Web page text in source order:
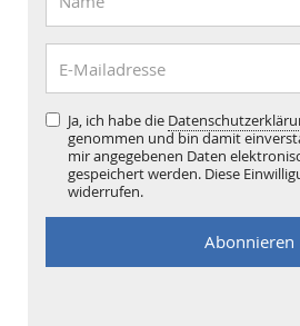
Ja, ich habe die
genommen und bin damit
mir angegebenen Daten
gespeichert werden. Diese
widerrufen.